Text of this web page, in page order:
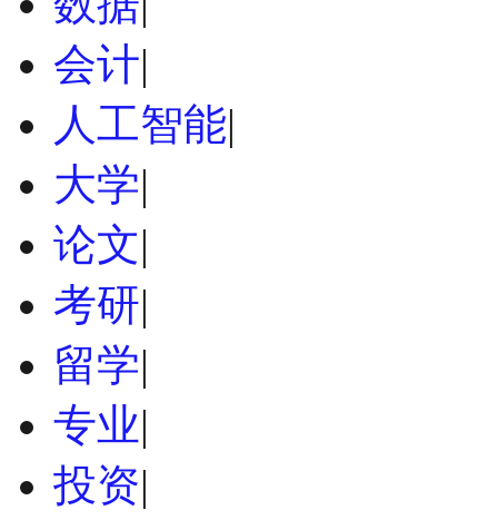
会计|
人工智能|
大学|
论文|
考研|
留学|
专业|
投资|